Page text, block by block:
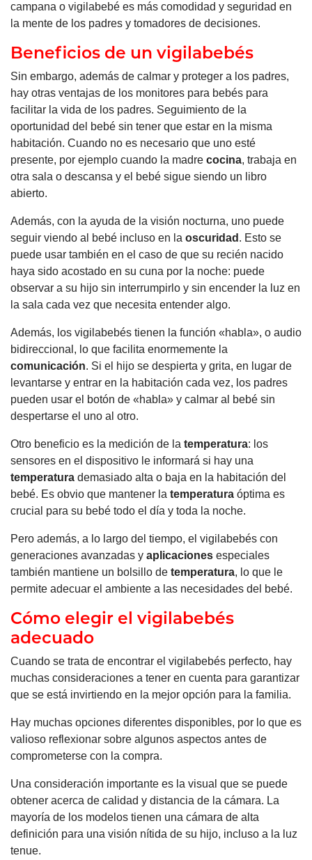
campana o vigilabebé es más comodidad y seguridad en
la mente de los padres y tomadores de decisiones.
Beneficios de un vigilabebés
Sin embargo, además de calmar y proteger a los padres,
hay otras ventajas de los monitores para bebés para
facilitar la vida de los padres. Seguimiento de la
oportunidad del bebé sin tener que estar en la misma
habitación. Cuando no es necesario que uno esté
presente, por ejemplo cuando la madre cocina, trabaja en
otra sala o descansa y el bebé sigue siendo un libro
abierto.
Además, con la ayuda de la visión nocturna, uno puede
seguir viendo al bebé incluso en la oscuridad . Esto se
puede usar también en el caso de que su recién nacido
haya sido acostado en su cuna por la noche: puede
observar a su hijo sin interrumpirlo y sin encender la luz en
la sala cada vez que necesita entender algo.
Además, los vigilabebés tienen la función «habla», o audio
bidireccional, lo que facilita enormemente la
comunicación. Si el hijo se despierta y grita, en lugar de
levantarse y entrar en la habitación cada vez, los padres
pueden usar el botón de «habla» y calmar al bebé sin
despertarse el uno al otro.
Otro beneficio es la medición de la temperatura: los
sensores en el dispositivo le informará si hay una
temperatura demasiado alta o baja en la habitación del
bebé. Es obvio que mantener la temperatura óptima es
crucial para su bebé todo el día y toda la noche.
Pero además, a lo largo del tiempo, el vigilabebés con
generaciones avanzadas y aplicaciones especiales
también mantiene un bolsillo de temperatura, lo que le
permite adecuar el ambiente a las necesidades del bebé.
Cómo elegir el vigilabebés
adecuado
Cuando se trata de encontrar el vigilabebés perfecto, hay
muchas consideraciones a tener en cuenta para garantizar
que se está invirtiendo en la mejor opción para la familia.
Hay muchas opciones diferentes disponibles, por lo que es
valioso reflexionar sobre algunos aspectos antes de
comprometerse con la compra.
Una consideración importante es la visual que se puede
obtener acerca de calidad y distancia de la cámara. La
mayoría de los modelos tienen una cámara de alta
definición para una visión nítida de su hijo, incluso a la luz
tenue.